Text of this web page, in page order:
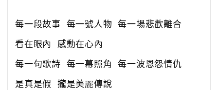
每一段故事 每一號人物 每一場悲歡離合
看在眼內 感動在心內
每一句歌詩 每一幕照角 每一波恩怨情仇
是真是假 攏是美麗傳說